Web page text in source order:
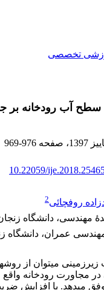
تخصصی
سطح آب رودخانه بر
1397 ، صفحه 969-976
10.22059/
روفچائی2
مهندسی، دانشگاه
عمران، دانشگاه
می‏توان از
مجاورت رودخانه
وفق می‏دهد. با افزایش